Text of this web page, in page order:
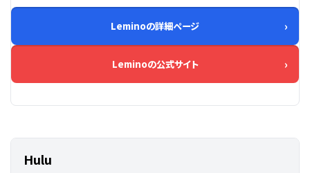
Leminoの詳細ページ
Leminoの公式サイト
Hulu